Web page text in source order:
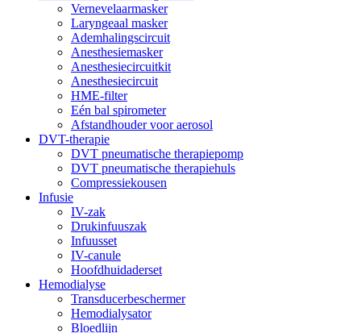
Vernevelaarmasker
Laryngeaal masker
Ademhalingscircuit
Anesthesiemasker
Anesthesiecircuitkit
Anesthesiecircuit
HME-filter
Eén bal spirometer
Afstandhouder voor aerosol
DVT-therapie
DVT pneumatische therapiepomp
DVT pneumatische therapiehuls
Compressiekousen
Infusie
IV-zak
Drukinfuuszak
Infuusset
IV-canule
Hoofdhuidaderset
Hemodialyse
Transducerbeschermer
Hemodialysator
Bloedlijn